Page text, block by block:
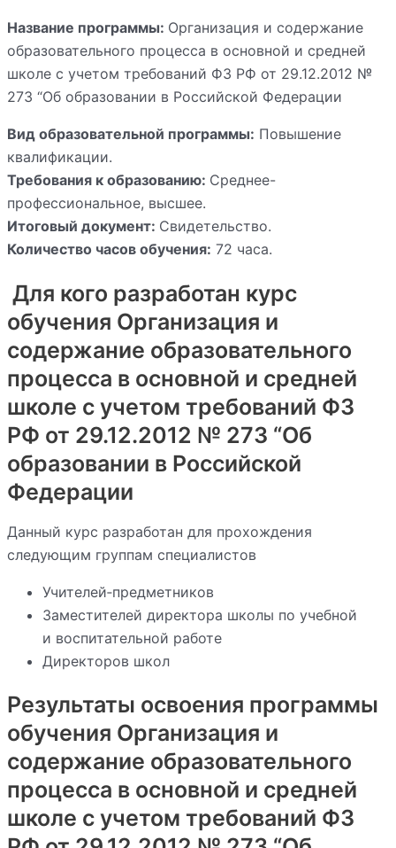
Название программы: Организация и содержание
образовательного процесса в основной и средней
школе с учетом требований ФЗ РФ от 29.12.2012 №
273 “Об образовании в Российской Федерации
Вид образовательной программы: Повышение
квалификации.
Требования к образованию: Среднее-
профессиональное, высшее.
Итоговый документ: Свидетельство.
Количество часов обучения: 72 часа.
Для кого разработан курс
обучения Организация и
содержание образовательного
процесса в основной и средней
школе с учетом требований ФЗ
РФ от 29.12.2012 № 273 “Об
образовании в Российской
Федерации
Данный курс разработан для прохождения
следующим группам специалистов
Учителей‑предметников
Заместителей директора школы по учебной
и воспитательной работе
Директоров школ
Результаты освоения программы
обучения Организация и
содержание образовательного
процесса в основной и средней
школе с учетом требований ФЗ